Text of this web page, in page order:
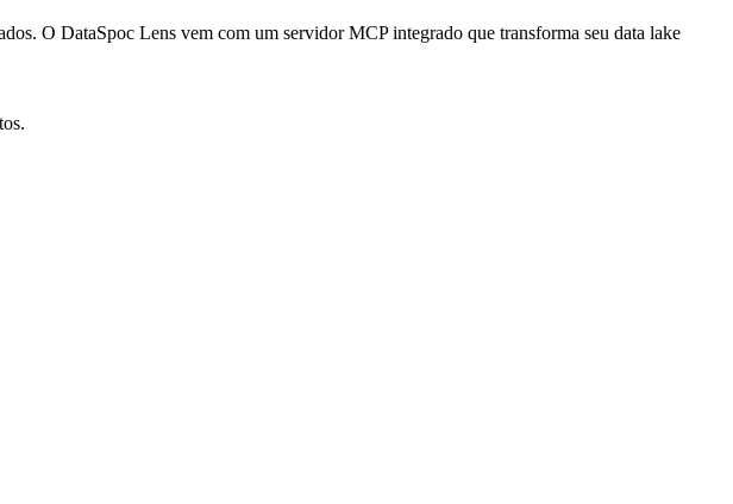
O DataSpoc Lens vem com um servidor MCP integrado que transforma seu data lake